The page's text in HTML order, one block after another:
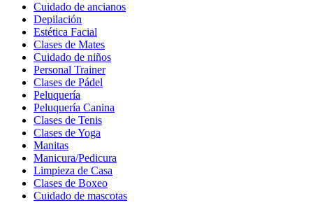
Cuidado de ancianos
Depilación
Estética Facial
Clases de Mates
Cuidado de niños
Personal Trainer
Clases de Pádel
Peluquería
Peluquería Canina
Clases de Tenis
Clases de Yoga
Manitas
Manicura/Pedicura
Limpieza de Casa
Clases de Boxeo
Cuidado de mascotas